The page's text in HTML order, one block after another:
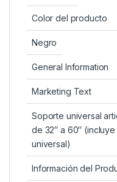
Color del producto
Negro
General Information
Marketing Text
Soporte universal
de 32″ a 60″
universal)
Información del